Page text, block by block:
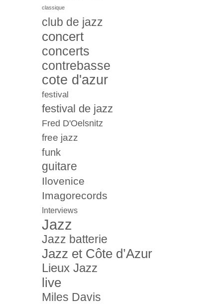
classique
club de jazz
concert
concerts
contrebasse
cote d'azur
festival
festival de jazz
Fred D'Oelsnitz
free jazz
funk
guitare
Ilovenice
Imagorecords
Interviews
Jazz
Jazz batterie
Jazz et Côte d’Azur
Lieux Jazz
live
Miles Davis